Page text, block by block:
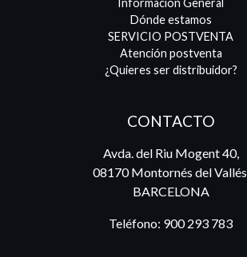
Información General
Dónde estamos
SERVICIO POSTVENTA
Atención postventa
¿Quieres ser distribuidor?
CONTACTO
Avda. del Riu Mogent 40,
08170 Montornés del Vallés,
BARCELONA
Teléfono: 900 293 783